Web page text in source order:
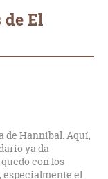
El
de Hannibal. Aquí,
ya da
con los
especialmente el